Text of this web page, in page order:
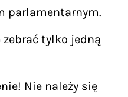
parlamentarnym.
tylko jedną
Nie należy się